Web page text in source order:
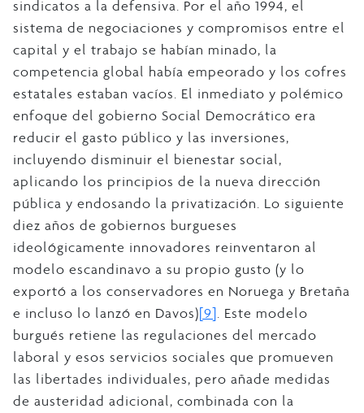
sindicatos a la defensiva. Por el año 1994, el
sistema de negociaciones y compromisos entre el
capital y el trabajo se habían minado, la
competencia global había empeorado y los cofres
estatales estaban vacíos. El inmediato y polémico
enfoque del gobierno Social Democrático era
reducir el gasto público y las inversiones,
incluyendo disminuir el bienestar social,
aplicando los principios de la nueva dirección
pública y endosando la privatización. Lo siguiente
diez años de gobiernos burgueses
ideológicamente innovadores reinventaron al
modelo escandinavo a su propio gusto (y lo
exportó a los conservadores en Noruega y Bretaña
e incluso lo lanzó en Davos)[9]. Este modelo
burgués retiene las regulaciones del mercado
laboral y esos servicios sociales que promueven
las libertades individuales, pero añade medidas
de austeridad adicional, combinada con la